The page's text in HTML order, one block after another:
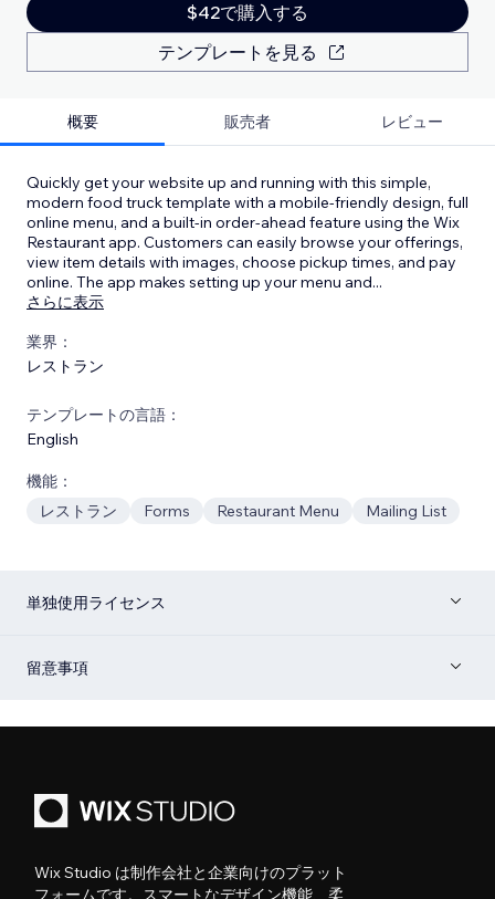
$42で購入する
テンプレートを見る
概要 販売者 レビュー
Quickly get your website up and running with this simple,
modern food truck template with a mobile-friendly design, full
online menu, and a built-in order-ahead feature using the Wix
Restaurant app. Customers can easily browse your offerings,
view item details with images, choose pickup times, and pay
online. The app makes setting up your menu and...
さらに表示
業界：
レストラン
テンプレートの言語：
English
機能：
レストラン
Forms Restaurant Menu Mailing List
単独使用ライセンス
留意事項
Wix Studio は制作会社と企業向けのプラット
フォームです。スマートなデザイン機能、柔